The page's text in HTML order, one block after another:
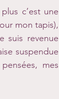
c’est une
mon tapis),
suis revenue
suspendue
mes